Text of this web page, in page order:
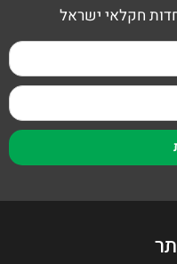
חקלאי ישראל